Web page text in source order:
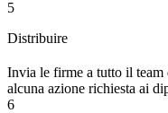
5
Distribuire
Invia le firme a tutto il team
alcuna azione richiesta ai
6